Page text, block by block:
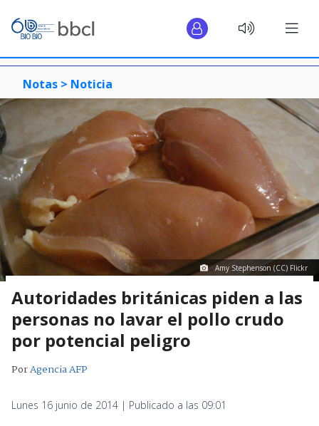
Notas > Noticia
Amy Stephenson (CC) Flickr
Autoridades británicas piden a las
personas no lavar el pollo crudo
por potencial peligro
PorAgencia AFP
Lunes 16 junio de 2014 | Publicado a las 09:01